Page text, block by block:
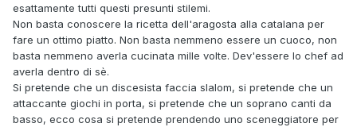
esattamente tutti questi presunti stilemi.
Non basta conoscere la ricetta dell'aragosta alla catalana per
fare un ottimo piatto. Non basta nemmeno essere un cuoco, non
basta nemmeno averla cucinata mille volte. Dev'essere lo chef ad
averla dentro di sè.
Si pretende che un discesista faccia slalom, si pretende che un
attaccante giochi in porta, si pretende che un soprano canti da
basso, ecco cosa si pretende prendendo uno sceneggiatore per